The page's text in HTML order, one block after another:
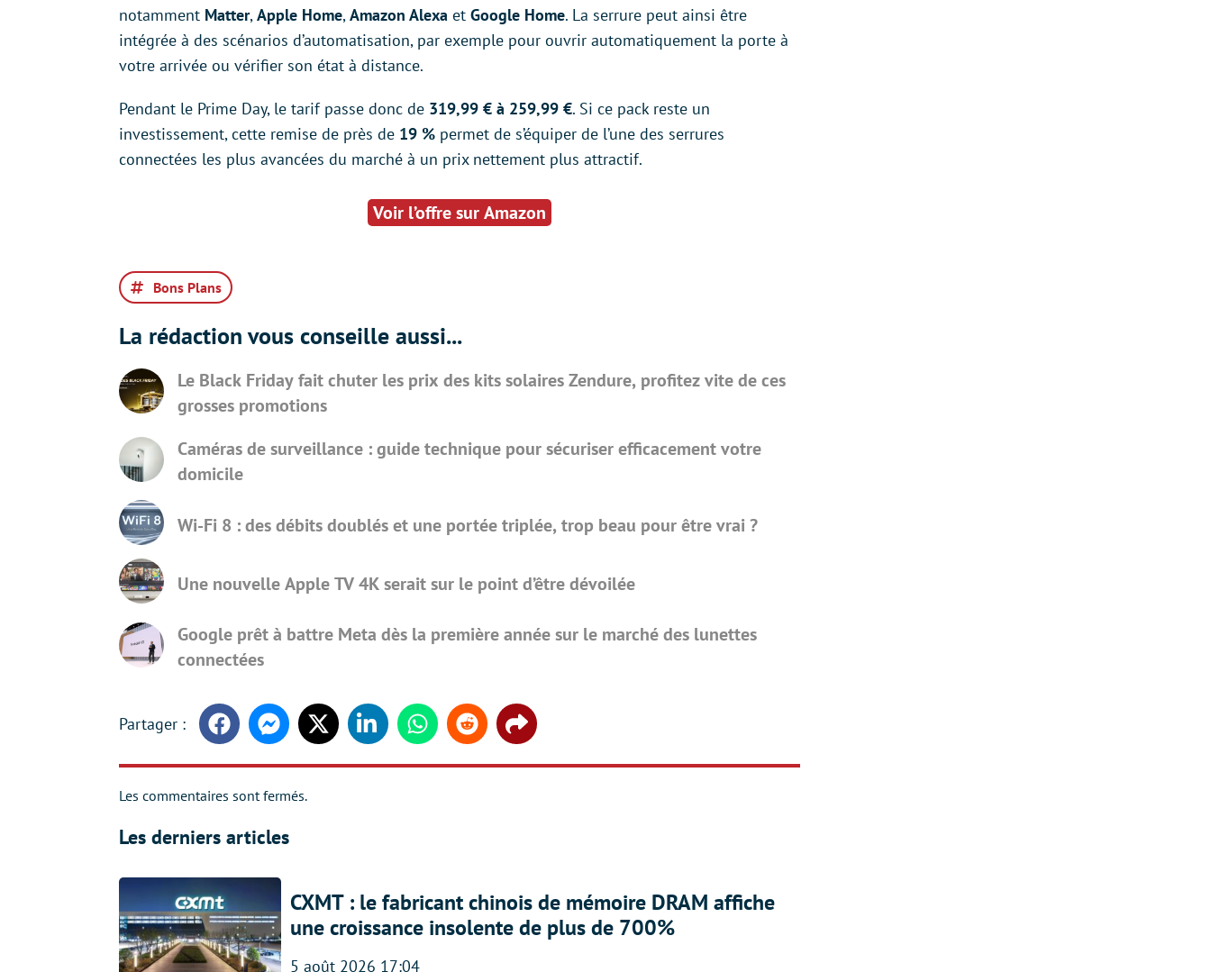
notamment Matter,Apple Home,Amazon Alexa et Google Home. La serrure peut ainsi être
intégrée à des scénarios d’automatisation, par exemple pour ouvrir automatiquement la porte à
votre arrivée ou vérifier son état à distance.
Pendant le Prime Day, le tarif passe donc de 319,99 € à 259,99 €. Si ce pack reste un
investissement, cette remise de près de 19 % permet de s’équiper de l’une des serrures
connectées les plus avancées du marché à un prix nettement plus attractif.
Voir l’offre sur Amazon
Bons Plans
La rédaction vous conseille aussi...
Le Black Friday fait chuter les prix des kits solaires Zendure, profitez vite de ces
grosses promotions
Caméras de surveillance : guide technique pour sécuriser efficacement votre
domicile
Wi-Fi 8 : des débits doublés et une portée triplée, trop beau pour être vrai ?
Une nouvelle Apple TV 4K serait sur le point d’être dévoilée
Google prêt à battre Meta dès la première année sur le marché des lunettes
connectées
FacebookMessengerTwitter LinkedinWhatsappReddit Share
Les commentaires sont fermés.
Les derniers articles
CXMT : le fabricant chinois de mémoire DRAM affiche
une croissance insolente de plus de 700%
5 août 2026 17:04